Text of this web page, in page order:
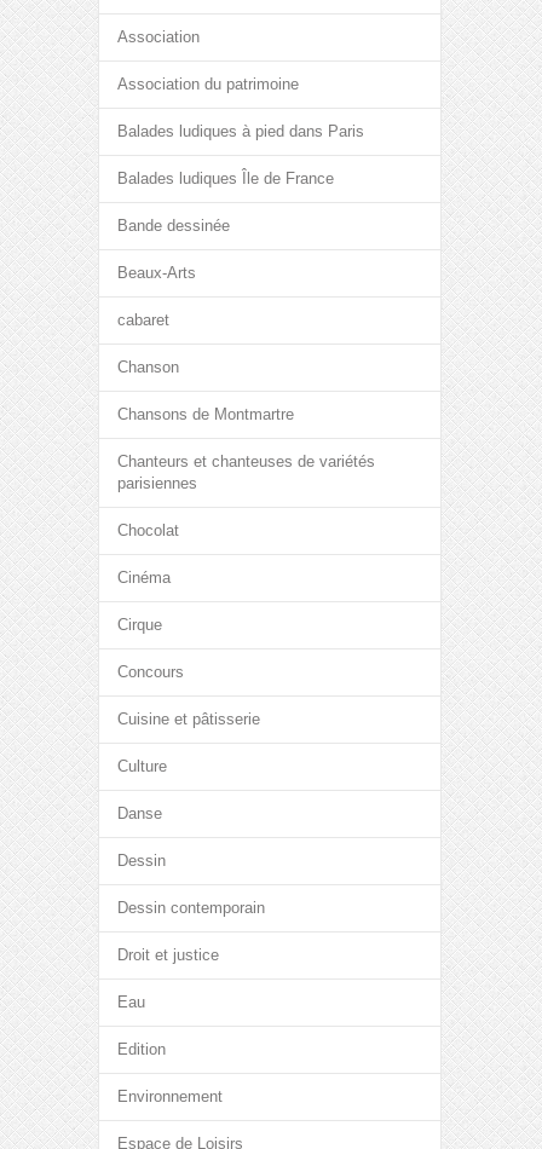
Association
Association du patrimoine
Balades ludiques à pied dans Paris
Balades ludiques Île de France
Bande dessinée
Beaux-Arts
cabaret
Chanson
Chansons de Montmartre
Chanteurs et chanteuses de variétés
parisiennes
Chocolat
Cinéma
Cirque
Concours
Cuisine et pâtisserie
Culture
Danse
Dessin
Dessin contemporain
Droit et justice
Eau
Edition
Environnement
Espace de Loisirs